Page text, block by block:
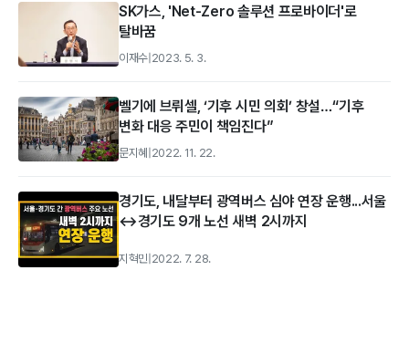
SK가스, 'Net-Zero 솔루션 프로바이더'로
탈바꿈
이재수 2023. 5. 3.
벨기에 브뤼셀, ‘기후 시민 의회’ 창설…“기후
변화 대응 주민이 책임진다”
문지혜 2022. 11. 22.
경기도, 내달부터 광역버스 심야 연장 운행...서울
↔경기도 9개 노선 새벽 2시까지
지혁민 2022. 7. 28.